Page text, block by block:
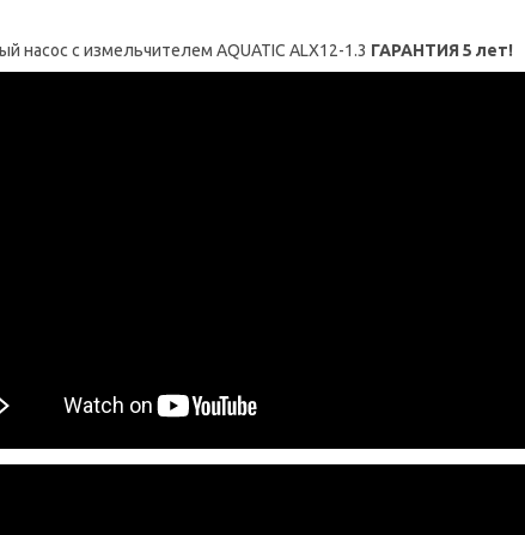
насос с измельчителем AQUATIC ALX12-1.3 ГАРАНТИЯ 5 лет!